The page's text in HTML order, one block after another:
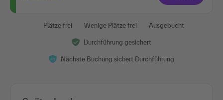
Plätze frei Wenige Plätze frei Ausgebucht
Durchführung gesichert
Nächste Buchung sichert Durchführung